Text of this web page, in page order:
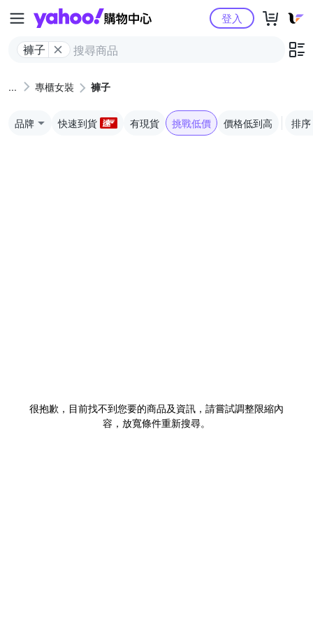
Yahoo購物中心
褲子
登入
專櫃女裝 褲子
品牌 快速到貨 有現貨 挑戰低價 價格低到高 排序
很抱歉，目前找不到您要的商品及資訊，請嘗試調整限縮內
容，放寬條件重新搜尋。